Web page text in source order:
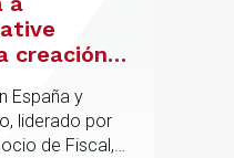
creación
dirigido a
pymes
España y
liderado por
de Fiscal,